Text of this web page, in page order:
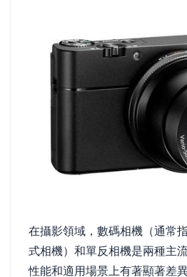
在攝影領域，數碼相機（通常
式相機）和單反相機是兩種主
性能和適用場景上有著顯著差